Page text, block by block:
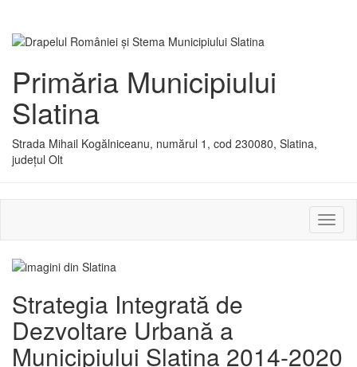
Primăria Municipiului
Slatina
Strada Mihail Kogălniceanu, numărul 1, cod 230080, Slatina,
județul Olt
sau
Strategia Integrată de
Dezvoltare Urbană a
Municipiului Slatina 2014-2020